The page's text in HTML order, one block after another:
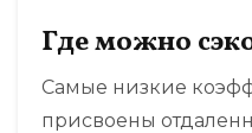
Где можно
Самые низкие
присвоены